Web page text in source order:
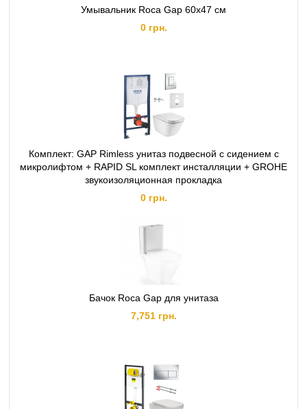
Умывальник Roca Gap 60x47 см
0 грн.
Комплект: GAP Rimless унитаз подвесной с сидением с
микролифтом + RAPID SL комплект инсталляции + GROHE
звукоизоляционная прокладка
0 грн.
Бачок Roca Gap для унитаза
7,751 грн.